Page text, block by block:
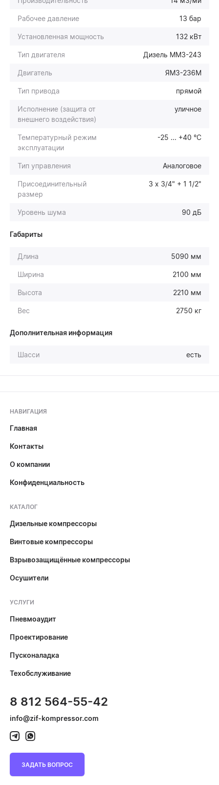
Рабочее давление 13 бар
Установленная мощность 132 кВт
Тип двигателя Дизель ММЗ-243
Двигатель ЯМЗ-236М
Тип привода прямой
Исполнение (защита от
внешнего воздействия)
уличное
Температурный режим
эксплуатации
-25 ... +40 °С
Тип управления Аналоговое
Присоединительный
размер
3 х 3/4" + 1 1/2"
Уровень шума 90 дБ
Габариты
Длина 5090 мм
Ширина 2100 мм
Высота 2210 мм
Вес 2750 кг
Дополнительная информация
Шасси есть
НАВИГАЦИЯ
Главная
Контакты
О компании
Конфиденциальность
КАТАЛОГ
Дизельные компрессоры
Винтовые компрессоры
Взрывозащищённые компрессоры
Осушители
УСЛУГИ
Пневмоаудит
Проектирование
Пусконаладка
Техобслуживание
8 812 564-55-42
info@zif-kompressor.com
ЗАДАТЬ ВОПРОС